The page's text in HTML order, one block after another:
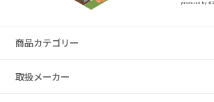
商品カテゴリー
取扱メーカー